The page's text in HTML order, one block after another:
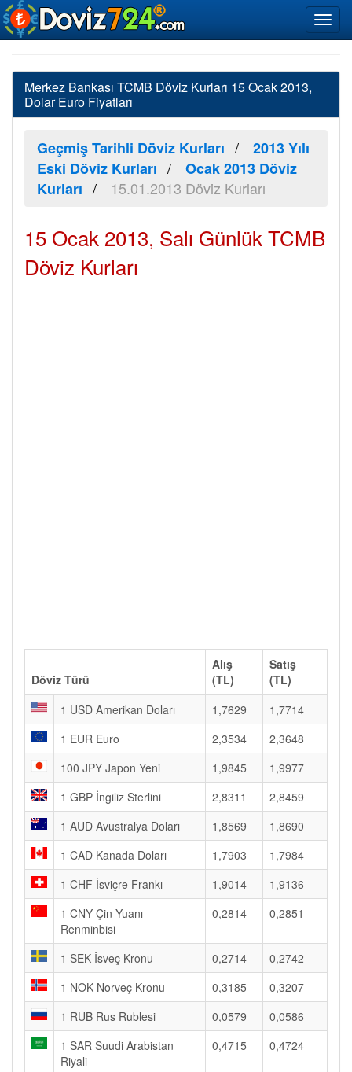
Merkez Bankası TCMB Döviz Kurları 15 Ocak 2013,
Dolar Euro Fiyatları
Geçmiş Tarihli Döviz Kurları
2013 Yılı
Eski Döviz Kurları
Ocak 2013 Döviz
Kurları
15.01.2013 Döviz Kurları
15 Ocak 2013, Salı Günlük TCMB
Döviz Kurları
Döviz Türü
Alış
(TL)
Satış
(TL)
1 USD Amerikan Doları
1,7629
1,7714
1 EUR Euro
2,3534
2,3648
100 JPY Japon Yeni
1,9845
1,9977
1 GBP İngiliz Sterlini
2,8311
2,8459
1 AUD Avustralya Doları
1,8569
1,8690
1 CAD Kanada Doları
1,7903
1,7984
1 CHF İsviçre Frankı
1,9014
1,9136
1 CNY Çin Yuanı
Renminbisi
0,2814 0,2851
1 SEK İsveç Kronu 0,2714
0,2742
1 NOK Norveç Kronu
0,3185
0,3207
1 RUB Rus Rublesi
0,0579
0,0586
1 SAR Suudi Arabistan
Riyali
0,4715 0,4724